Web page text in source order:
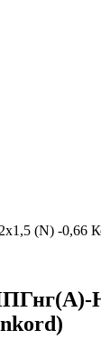
(N) -0,66